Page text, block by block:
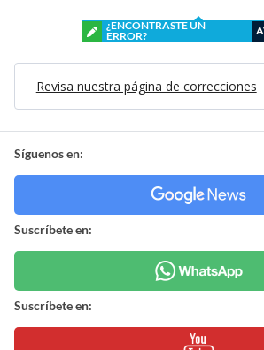
¿ENCONTRASTE UN
ERROR?
Revisa nuestra página de correcciones
Síguenos en:
Suscríbete en:
Suscríbete en: